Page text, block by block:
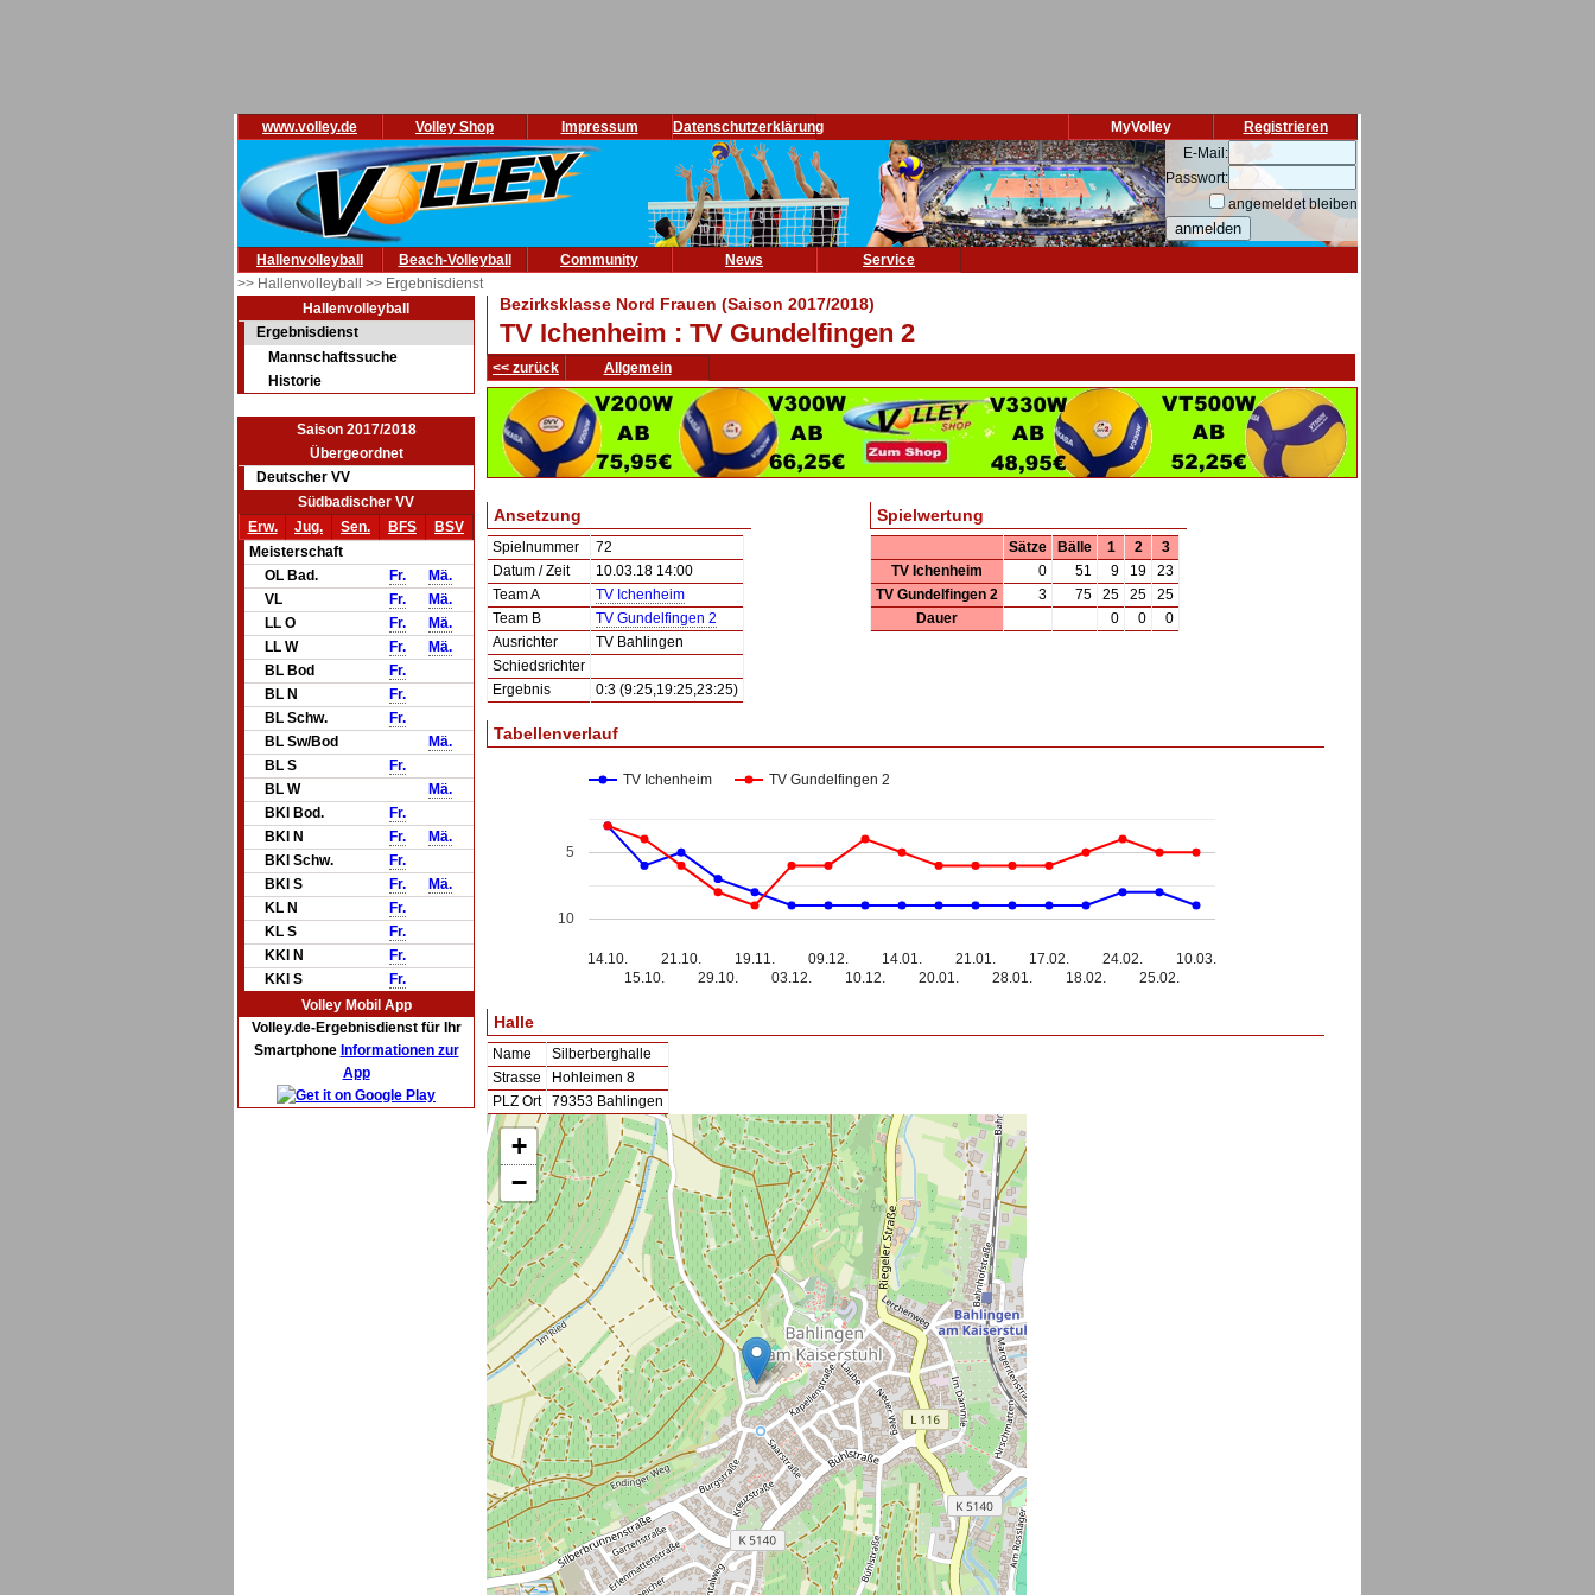
www.volley.de Volley Shop Impressum Datenschutzerklärung Registrieren
MyVolley
E-Mail:
Passwort:
angemeldet bleiben
Hallenvolleyball Beach-Volleyball Community News
Service
>> Hallenvolleyball >> Ergebnisdienst
Hallenvolleyball
Ergebnisdienst
Mannschaftssuche
Historie
Saison 2017/2018
Übergeordnet
Deutscher VV
Südbadischer VV
Erw.
Jug. Sen. BFS
BSV
Meisterschaft
OL Bad.
Fr.
Mä.
VL
Fr.
Mä.
LL O
Fr.
Mä.
LL W
Fr.
Mä.
BL Bod
Fr.
BL N
Fr.
BL Schw.
Fr.
BL Sw/Bod
Mä.
BL S
Fr.
BL W
Mä.
BKl Bod.
Fr.
BKl N
Fr.
Mä.
BKl Schw.
Fr.
BKl S
Fr.
Mä.
KL N
Fr.
KL S
Fr.
KKl N
Fr.
KKl S
Fr.
Volley Mobil App
Volley.de-Ergebnisdienst für Ihr
Smartphone Informationen zur
App
Bezirksklasse Nord Frauen (Saison 2017/2018)
TV Ichenheim : TV Gundelfingen 2
<< zurück Allgemein
Ansetzung
Spielnummer
72
Datum / Zeit
10.03.18 14:00
Team A
TV Ichenheim
Team B
TV Gundelfingen 2
Ausrichter
TV Bahlingen
Schiedsrichter
Ergebnis
0:3 (9:25,19:25,23:25)
Spielwertung
Sätze Bälle 1 2
3
TV Ichenheim
0 51 9 19
23
TV Gundelfingen 2
3 75 25 25
25
Dauer
0 0 0
Tabellenverlauf
TV Ichenheim TV Gundelfingen 2
14.10.
15.10.
21.10.
29.10.
19.11.
03.12.
09.12.
10.12.
14.01.
20.01.
21.01.
28.01.
17.02.
18.02.
24.02.
25.02.
10.03.
5
10
Halle
Name
Silberberghalle
Strasse
Hohleimen 8
PLZ Ort
79353 Bahlingen
+
−